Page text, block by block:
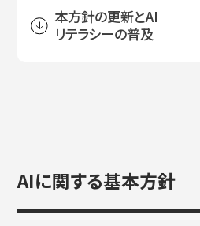
本方針の更新とAI
リテラシーの普及
AIに関する基本方針